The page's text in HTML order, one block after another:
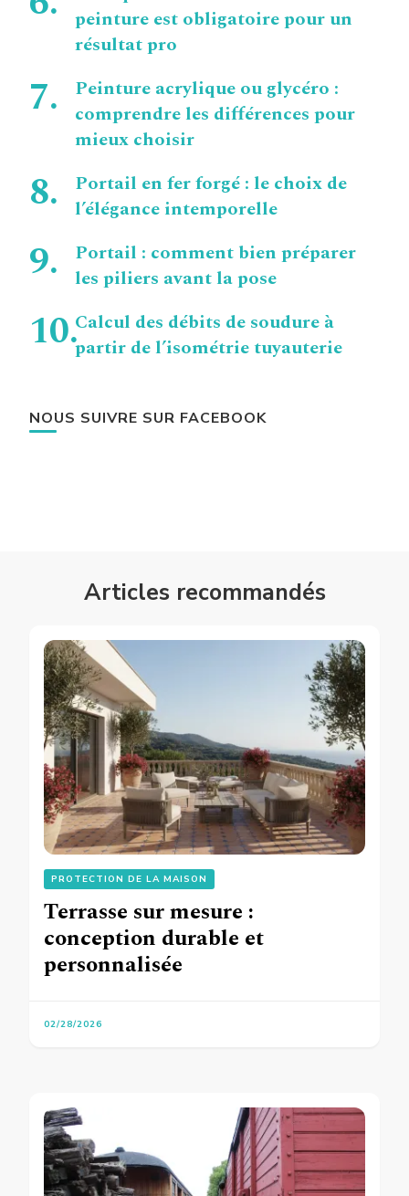
peinture est obligatoire pour un
résultat pro
Peinture acrylique ou glycéro :
comprendre les différences pour
mieux choisir
Portail en fer forgé : le choix de
l’élégance intemporelle
Portail : comment bien préparer
les piliers avant la pose
Calcul des débits de soudure à
partir de l’isométrie tuyauterie
NOUS SUIVRE SUR FACEBOOK
Articles recommandés
PROTECTION DE LA MAISON
Terrasse sur mesure :
conception durable et
personnalisée
02/28/2026